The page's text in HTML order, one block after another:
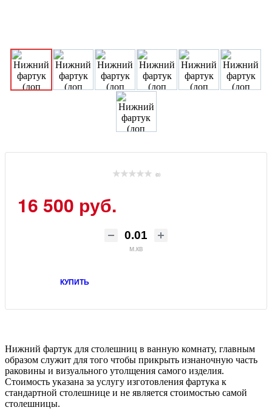
(0)
16 500 руб.
м.кв
КУПИТЬ
Нижний фартук для столешниц в ванную комнату, главным
образом служит для того чтобы прикрыть изнаночную часть
раковины и визуального утолщения самого изделия.
Стоимость указана за услугу изготовления фартука к
стандартной столешнице и не является стоимостью самой
столешницы.